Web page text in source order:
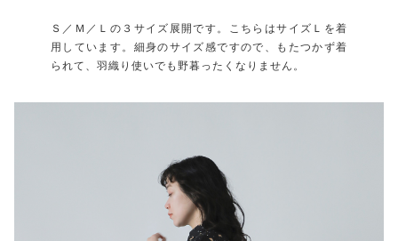
Ｓ／Ｍ／Ｌの３サイズ展開です。こちらはサイズＬを着
用しています。細身のサイズ感ですので、もたつかず着
られて、羽織り使いでも野暮ったくなりません。